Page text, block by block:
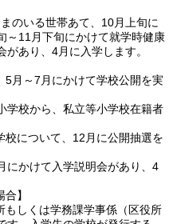
のいる世帯あて、10月上旬に
～11月下旬にかけて就学時健康
あり、4月に入学します。
月～7月にかけて学校公開を実
校から、私立等小学校在籍者
について、12月に公開抽選を
かけて入学説明会があり、4
】
しくは学務課学事係（区役所